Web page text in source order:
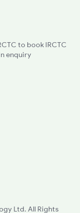
to book IRCTC
enquiry
Ltd. All Rights